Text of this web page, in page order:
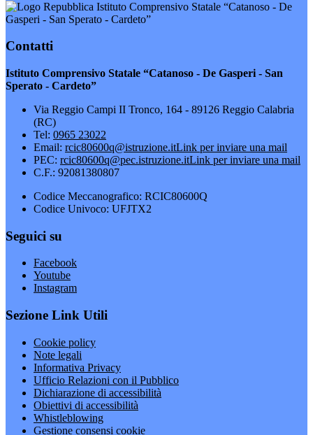
Istituto Comprensivo Statale “Catanoso - De
Gasperi - San Sperato - Cardeto”
Contatti
Istituto Comprensivo Statale “Catanoso - De Gasperi - San
Sperato - Cardeto”
Via Reggio Campi II Tronco, 164 - 89126 Reggio Calabria
(RC)
Tel: 0965 23022
Email: rcic80600q@istruzione.itLink per inviare una mail
PEC: rcic80600q@pec.istruzione.itLink per inviare una mail
C.F.: 92081380807
Codice Meccanografico: RCIC80600Q
Codice Univoco: UFJTX2
Seguici su
Facebook
Youtube
Instagram
Sezione Link Utili
Cookie policy
Note legali
Informativa Privacy
Ufficio Relazioni con il Pubblico
Dichiarazione di accessibilità
Obiettivi di accessibilità
Whistleblowing
Gestione consensi cookie